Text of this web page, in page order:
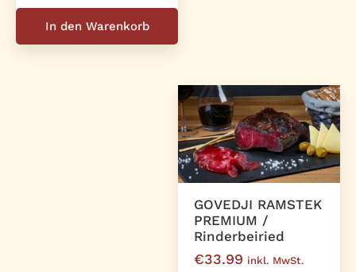
In den Warenkorb
GOVEDJI RAMSTEK
PREMIUM /
Rinderbeiried
€33.99 inkl. MwSt.